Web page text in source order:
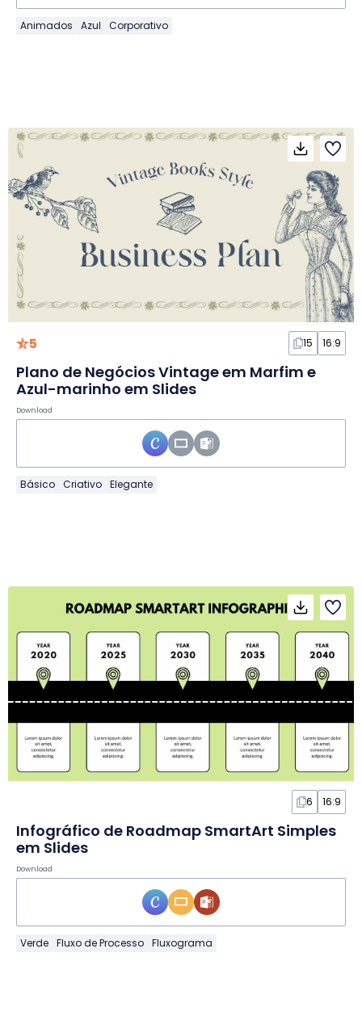
Animados Azul Corporativo
5 15 16:9
Plano de Negócios Vintage em Marfim e
Azul-marinho em Slides
Download
Básico Criativo Elegante
6 16:9
Infográfico de Roadmap SmartArt Simples
em Slides
Download
Verde Fluxo de Processo Fluxograma